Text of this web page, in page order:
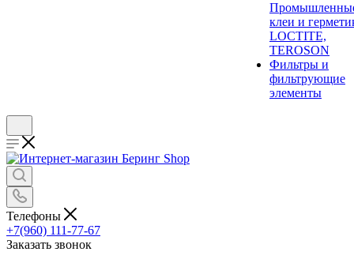
клеи и
LOCTITE,
TEROSON
Фильтры и
фильтрующие
элементы
Телефоны
+7(960) 111-77-67
Заказать звонок